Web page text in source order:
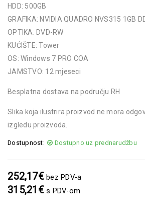
HDD: 500GB
GRAFIKA: NVIDIA QUADRO NVS315 1GB
OPTIKA: DVD-RW
KUĆIŠTE: Tower
OS: Windows 7 PRO COA
JAMSTVO: 12 mjeseci
Besplatna dostava na području RH
Slika koja ilustrira proizvod ne mora
izgledu proizvoda.
Dostupnost: Dostupno uz prednarudžbu
252,17€ bez PDV-a
315,21 €s PDV-om